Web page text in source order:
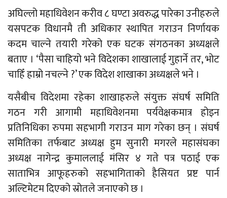
अघिल्लो महाधिवेशन करीव ८ घण्टा अवरुद्ध पारेका उनीहरुले
यसपटक विधानमै ती अधिकार स्थापित गराउन निर्णायक
कदम चाल्ने तयारी गरेको एक घटक संगठनका अध्यक्षले
बताए । ‘पैसा चाहियो भने विदेशका शाखालाई गुहार्ने तर, भोट
चाहिँ हाम्रो नचल्ने ?’ एक विदेश शाखाका अध्यक्षले भने ।
यसैबीच विदेशमा रहेका शाखाहरुले संयुक्त संघर्ष समिति
गठन गरी आगामी महाधिवेशनमा पर्यवेक्षकमात्र होइन
प्रतिनिधिका रुपमा सहभागी गराउन माग गरेका छन् । संघर्ष
समितिका तर्फबाट अध्यक्ष हुम सुनारी मगरले महासंघका
अध्यक्ष नागेन्द्र कुमाललाई मंसिर ४ गते पत्र पठाई एक
साताभित्र आफूहरुको सहभागिताको हैसियत प्रष्ट पार्न
अल्टिमेटम दिएको स्रोतले जनाएको छ ।